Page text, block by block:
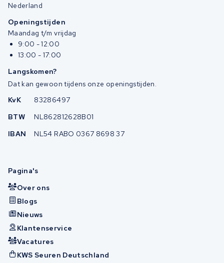
Nederland
Openingstijden
Maandag t/m vrijdag
9:00 - 12:00
13:00 - 17:00
Langskomen?
Dat kan gewoon tijdens onze openingstijden.
KvK
83286497
BTW
NL862812628B01
IBAN
NL54 RABO 0367 8698 37
Pagina's
Over ons
Blogs
Nieuws
Klantenservice
Vacatures
KWS Seuren Deutschland